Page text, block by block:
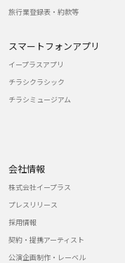
旅行業登録表・約款等
スマートフォンアプリ
イープラスアプリ
チラシクラシック
チラシミュージアム
会社情報
株式会社イープラス
プレスリリース
採用情報
契約・提携アーティスト
公演企画制作・レーベル